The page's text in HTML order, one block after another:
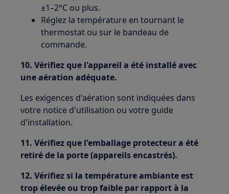
±1–2°C ou plus.
Réglez la température en tournant le
thermostat ou sur le bandeau de
commande.
10. Vérifiez que l'appareil a été installé avec
une aération adéquate.
Les exigences d'aération sont indiquées dans
votre notice d'utilisation ou votre guide
d'installation.
11. Vérifiez que l'emballage protecteur a été
retiré de la porte (appareils encastrés).
12. Vérifiez si la température ambiante est
trop élevée ou trop faible par rapport à la